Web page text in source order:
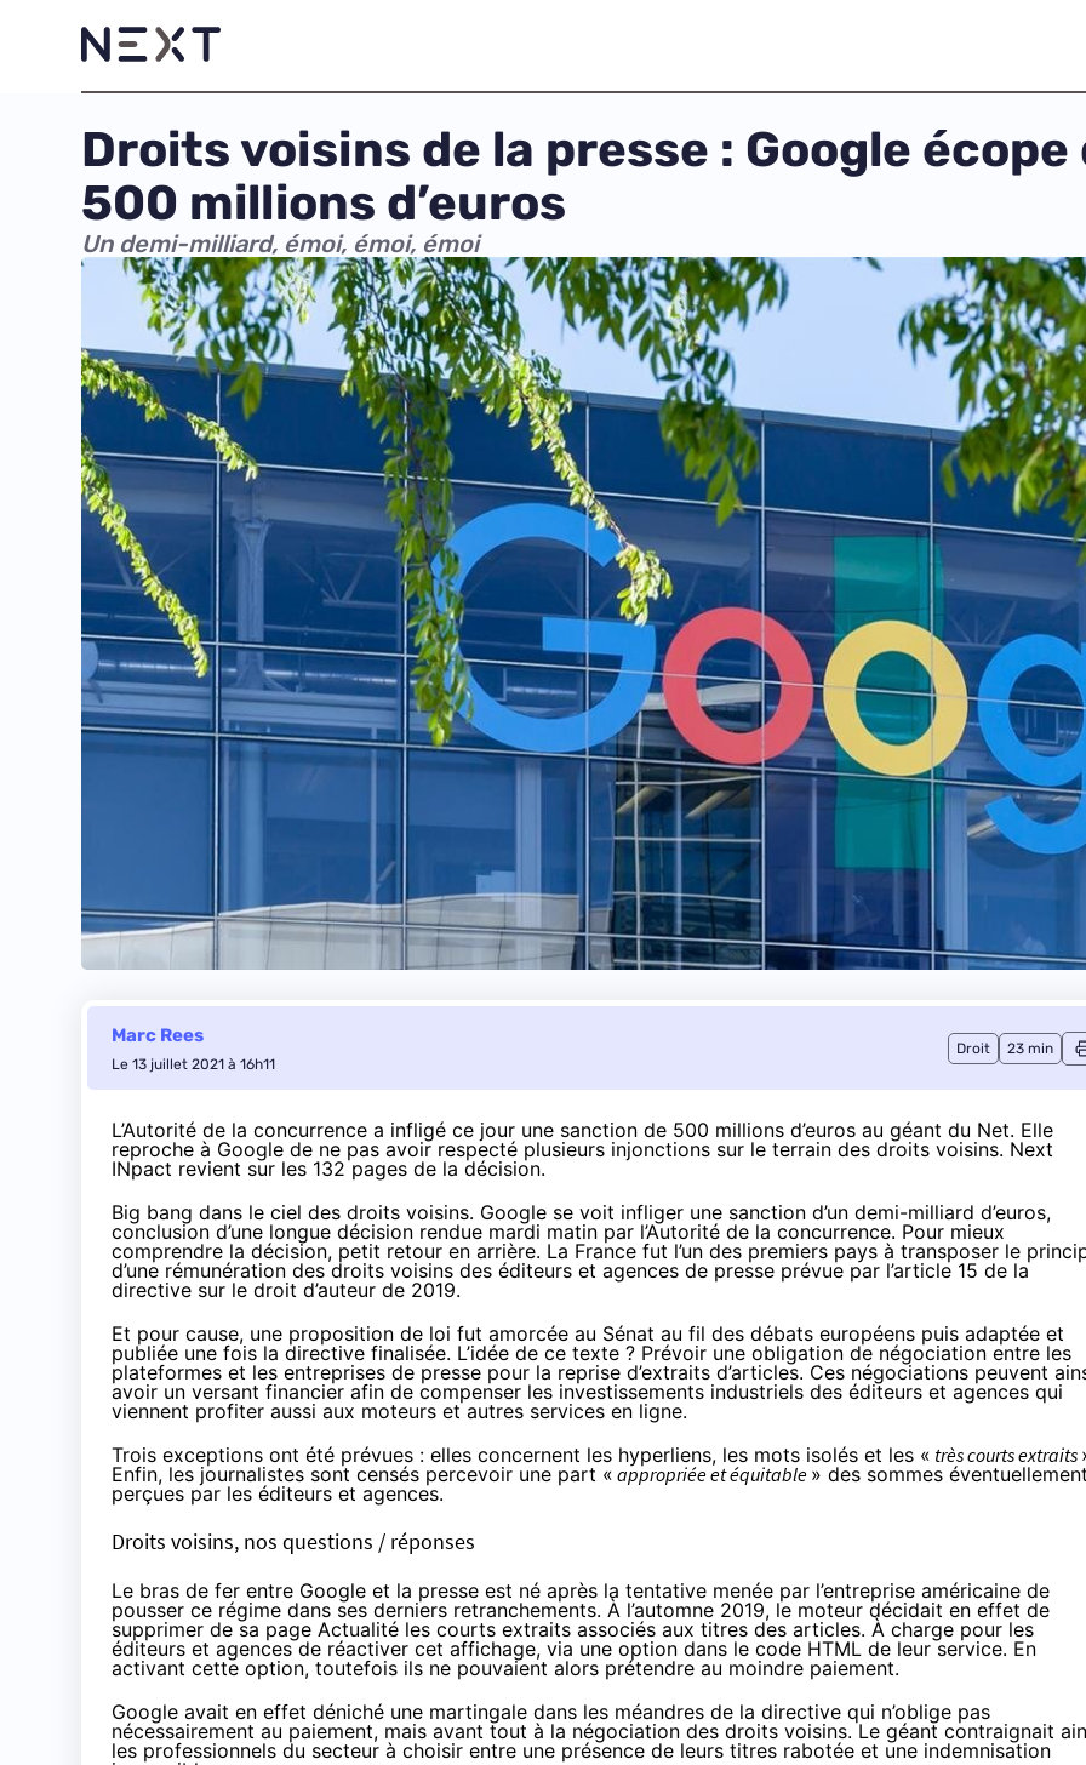
Droits voisins de la presse : Google
500 millions d’euros
Un demi-milliard, émoi, émoi, émoi
Marc Rees
Le 13 juillet 2021 à 16h11
Droit 23 min
L’Autorité de la concurrence a infligé ce jour une sanction de 500 millions d’euros au géant du Net. Elle
reproche à Google de ne pas avoir respecté plusieurs injonctions sur le terrain des droits voisins. Next
INpact revient sur les 132 pages de la décision.
Big bang dans le ciel des droits voisins. Google se voit infliger une sanction d’un demi-milliard d’euros,
conclusion d’une longue décision rendue mardi matin par l’Autorité de la concurrence. Pour mieux
comprendre la décision, petit retour en arrière. La France fut l’un des premiers pays à transposer le
d’une rémunération des droits voisins des éditeurs et agences de presse prévue par l’article 15 de la
directive sur le droit d’auteur de 2019.
Et pour cause, une proposition de loi fut amorcée au Sénat au fil des débats européens puis adaptée et
publiée une fois la directive finalisée. L’idée de ce texte ? Prévoir une obligation de négociation entre les
plateformes et les entreprises de presse pour la reprise d’extraits d’articles. Ces négociations peuvent
avoir un versant financier afin de compenser les investissements industriels des éditeurs et agences qui
viennent profiter aussi aux moteurs et autres services en ligne.
Trois exceptions ont été prévues : elles concernent les hyperliens, les mots isolés et les « très courts extraits
Enfin, les journalistes sont censés percevoir une part « appropriée et équitable » des sommes éventuellement
perçues par les éditeurs et agences.
Droits voisins, nos questions / réponses
Le bras de fer entre Google et la presse est né après la tentative menée par l’entreprise américaine de
pousser ce régime dans ses derniers retranchements. À l’automne 2019, le moteur décidait en effet de
supprimer de sa page Actualité les courts extraits associés aux titres des articles. À charge pour les
éditeurs et agences de réactiver cet affichage, via une option dans le code HTML de leur service. En
activant cette option, toutefois ils ne pouvaient alors prétendre au moindre paiement.
Google avait en effet déniché une martingale dans les méandres de la directive qui n’oblige pas
nécessairement au paiement, mais avant tout à la négociation des droits voisins. Le géant contraignait
les professionnels du secteur à choisir entre une présence de leurs titres rabotée et une indemnisation